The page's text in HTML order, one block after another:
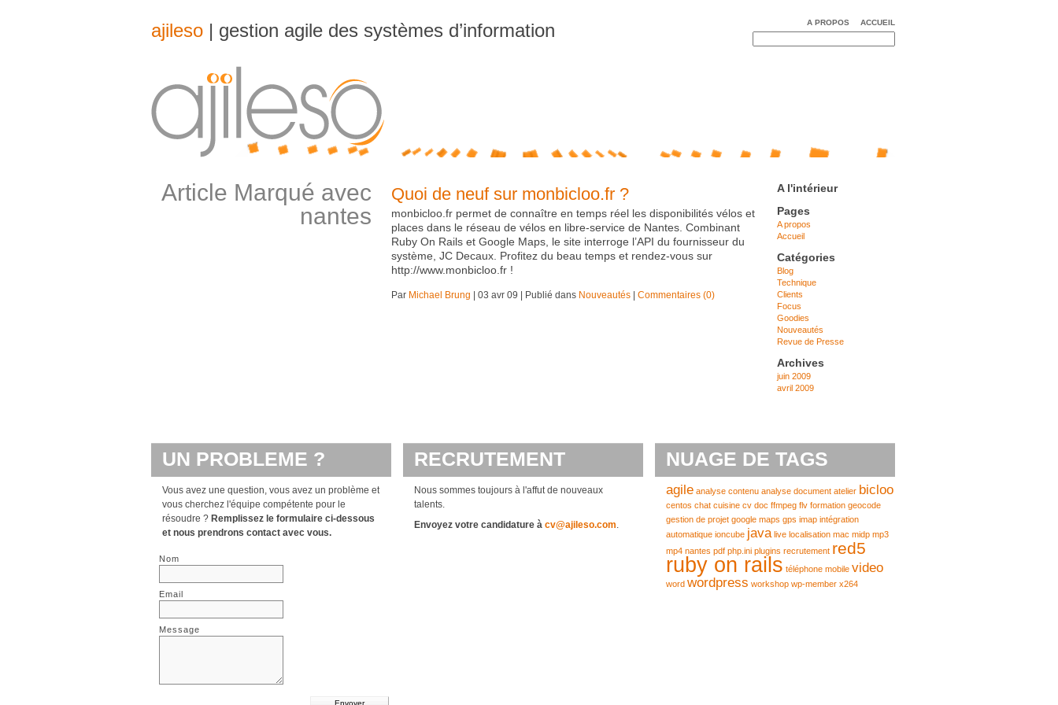
ACCUEIL
A PROPOS
ajileso | gestion agile des systèmes d’information
Article Marqué avec
nantes
Quoi de neuf sur monbicloo.fr ?
monbicloo.fr permet de connaître en temps réel les disponibilités vélos et
places dans le réseau de vélos en libre-service de Nantes. Combinant
Ruby On Rails et Google Maps, le site interroge l’API du fournisseur du
système, JC Decaux. Profitez du beau temps et rendez-vous sur
http://www.monbicloo.fr !
Par Michael Brung 03 avr 09 Publié dans Nouveautés Commentaires (0)
A l'intérieur
Pages
A propos
Accueil
Catégories
Blog
Technique
Clients
Focus
Goodies
Nouveautés
Revue de Presse
Archives
juin 2009
avril 2009
UN PROBLEME ?
Vous avez une question, vous avez un problème et
vous cherchez l'équipe compétente pour le
résoudre ? Remplissez le formulaire ci-dessous
et nous prendrons contact avec vous.
Nom
Email
Message
RECRUTEMENT
Nous sommes toujours à l'affut de nouveaux
talents.
Envoyez votre candidature à cv@ajileso.com.
NUAGE DE TAGS
agile analyse contenu analyse document atelier bicloo
centos chat cuisine cv doc ffmpeg flv formation geocode
gestion de projet google maps gps imap intégration
automatique ioncube java live localisation mac midp mp3
mp4 nantes pdf php.ini plugins recrutement red5
ruby on rails téléphone mobile video
word wordpress workshop wp-member x264